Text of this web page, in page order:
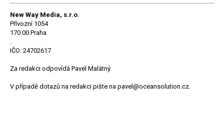
New Way Media, s.r.o.
Přívozní 1054
170 00 Praha
.
IČO: 24702617
Za redakci odpovídá Pavel Malátný.
V případě dotazů na redakci pište na pavel@oceansolution.cz.